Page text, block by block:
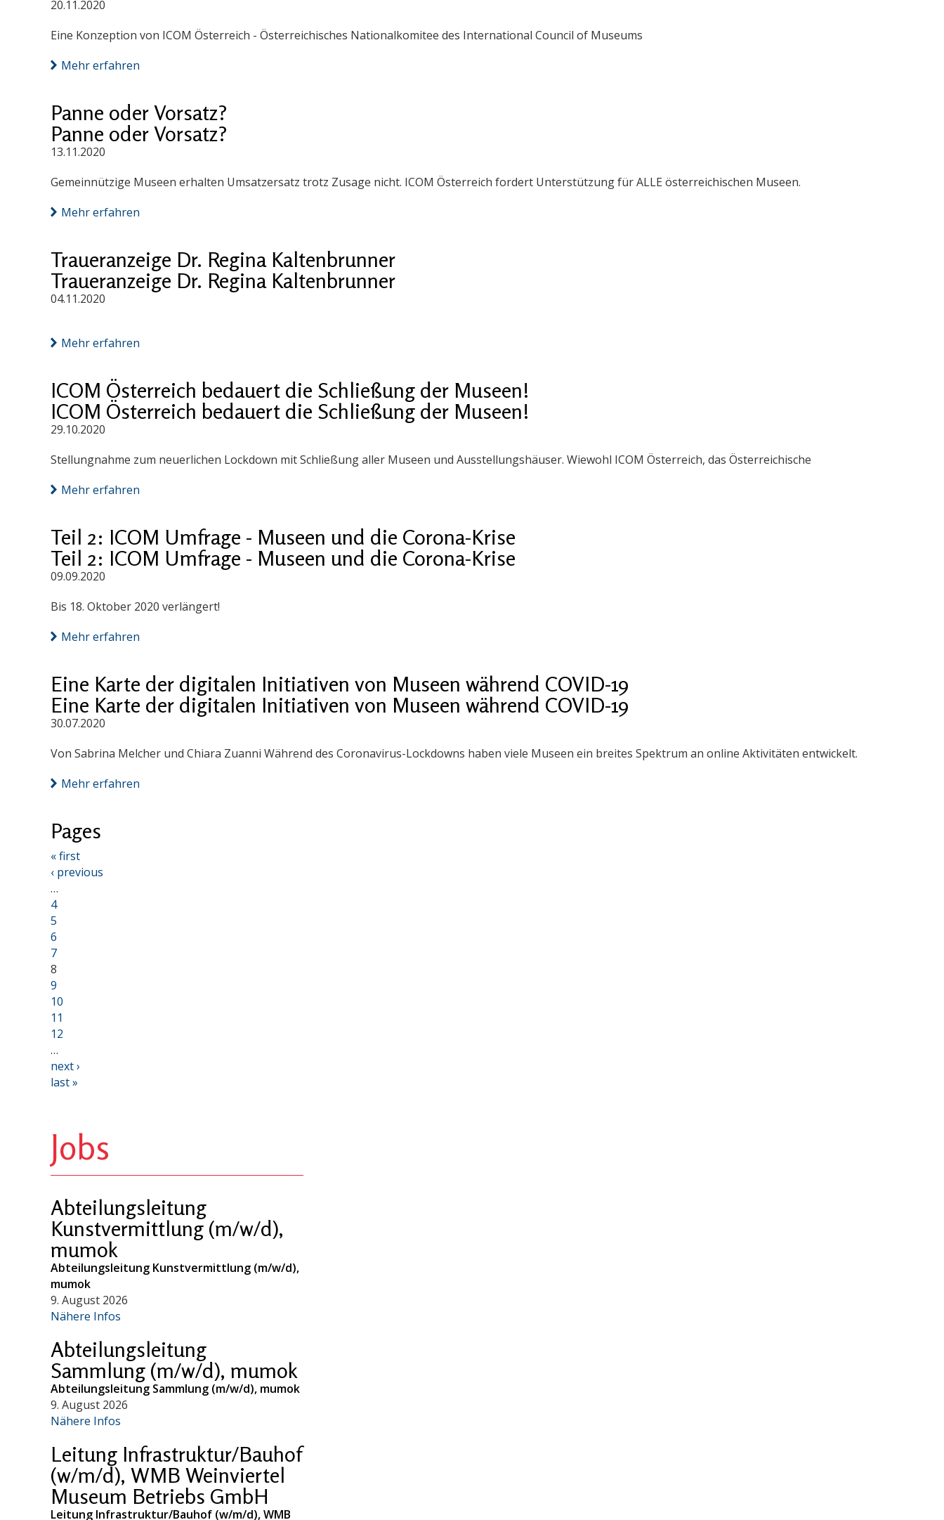
20.11.2020
Eine Konzeption von ICOM Österreich - Österreichisches Nationalkomitee des International Council of Museums
Mehr erfahren
Panne oder Vorsatz?
Panne oder Vorsatz?
13.11.2020
Gemeinnützige Museen erhalten Umsatzersatz trotz Zusage nicht. ICOM Österreich fordert Unterstützung für ALLE österreichischen Museen.
Mehr erfahren
Traueranzeige Dr. Regina Kaltenbrunner
Traueranzeige Dr. Regina Kaltenbrunner
04.11.2020
Mehr erfahren
ICOM Österreich bedauert die Schließung der Museen!
ICOM Österreich bedauert die Schließung der Museen!
29.10.2020
Stellungnahme zum neuerlichen Lockdown mit Schließung aller Museen und Ausstellungshäuser. Wiewohl ICOM Österreich, das Österreichische
Mehr erfahren
Teil 2: ICOM Umfrage - Museen und die Corona-Krise
Teil 2: ICOM Umfrage - Museen und die Corona-Krise
09.09.2020
Bis 18. Oktober 2020 verlängert!
Mehr erfahren
Eine Karte der digitalen Initiativen von Museen während COVID-19
Eine Karte der digitalen Initiativen von Museen während COVID-19
30.07.2020
Von Sabrina Melcher und Chiara Zuanni Während des Coronavirus-Lockdowns haben viele Museen ein breites Spektrum an online Aktivitäten entwickelt.
Mehr erfahren
Pages
« first
‹ previous
…
4
5
6
7
8
9
10
11
12
…
next ›
last »
Jobs
Abteilungsleitung
Kunstvermittlung (m/w/d),
mumok
Abteilungsleitung Kunstvermittlung (m/w/d),
mumok
9. August 2026
Nähere Infos
Abteilungsleitung
Sammlung (m/w/d), mumok
Abteilungsleitung Sammlung (m/w/d), mumok
9. August 2026
Nähere Infos
Leitung Infrastruktur/Bauhof
(w/m/d), WMB Weinviertel
Museum Betriebs GmbH
Leitung Infrastruktur/Bauhof (w/m/d), WMB